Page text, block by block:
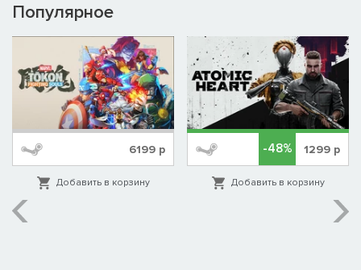
Популярное
6199 р
Добавить в корзину
-48% 1299 р
Добавить в корзину